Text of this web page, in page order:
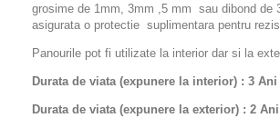
grosime de 1mm, 3mm ,5 mm sau dibond de
asigurata o protectie suplimentara pentru
Panourile pot fi utilizate la interior dar si la
Durata de viata (expunere la interior) : 3 Ani
Durata de viata (expunere la exterior) : 2 Ani